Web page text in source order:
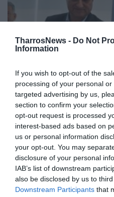
TharrosNews - Do Not
Information
If you wish to opt-out of the
processing of your personal
targeted advertising by us,
section to confirm your
opt-out request is processed
interest-based ads based on
us or personal information
your opt-out. You may
disclosure of your personal
IAB’s list of downstream
also be disclosed by us to
Downstream Participants that
Έργα και
Περιφέρειας
28/04/2026 22:02
Υπογραφές για την
Πεταλιδίου Την
αναβάθμιση του